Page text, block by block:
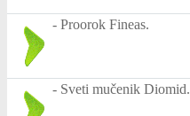
- Proorok Fineas.
- Sveti mučenik Diomid.